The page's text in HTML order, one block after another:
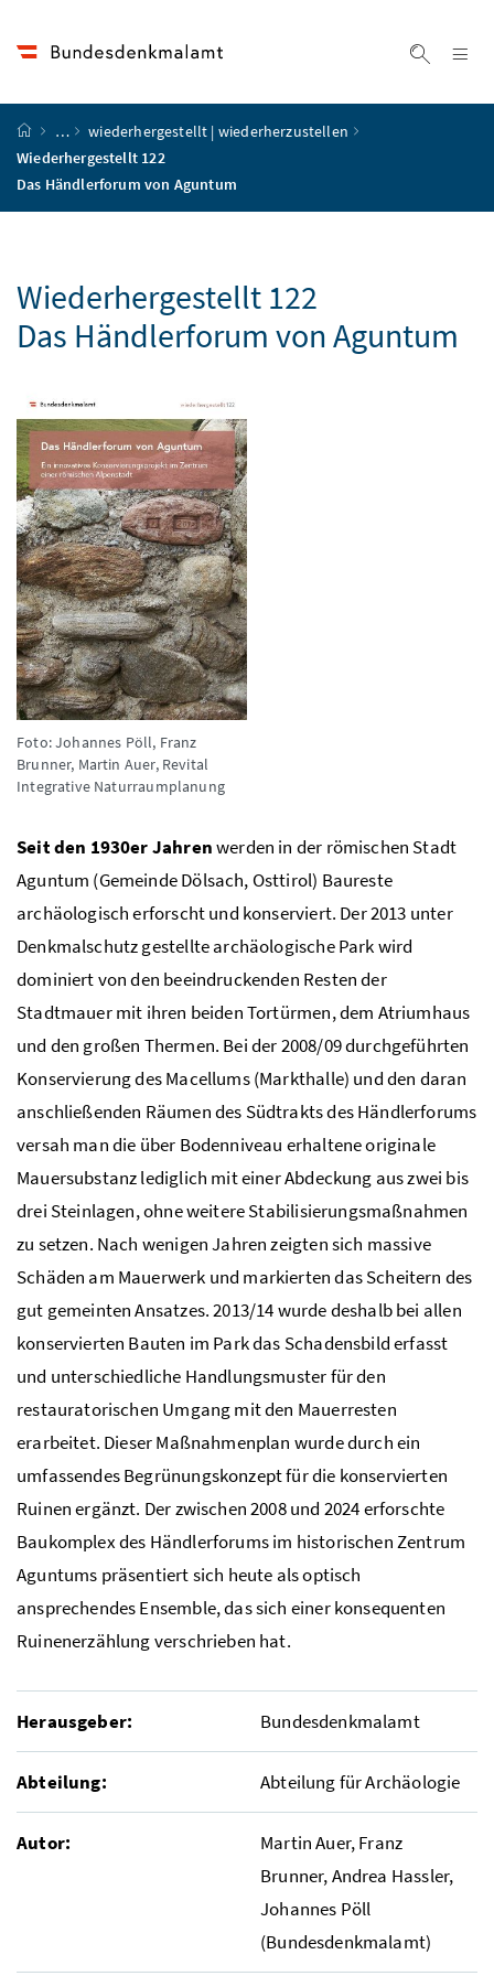
Startseite
…
wiederhergestellt | wiederherzustellen
Wiederhergestellt 122
Das Händlerforum von Aguntum
Wiederhergestellt 122
Das Händlerforum von Aguntum
Foto: Johannes Pöll, Franz
Brunner, Martin Auer, Revital
Integrative Naturraumplanung
Seit den 1930er Jahrenwerden in der römischen Stadt
Aguntum (Gemeinde Dölsach, Osttirol) Baureste
archäologisch erforscht und konserviert. Der 2013 unter
Denkmalschutz gestellte archäologische Park wird
dominiert von den beeindruckenden Resten der
Stadtmauer mit ihren beiden Tortürmen, dem Atriumhaus
und den großen Thermen. Bei der 2008/09 durchgeführten
Konservierung des Macellums (Markthalle) und den daran
anschließenden Räumen des Südtrakts des Händlerforums
versah man die über Bodenniveau erhaltene originale
Mauersubstanz lediglich mit einer Abdeckung aus zwei bis
drei Steinlagen, ohne weitere Stabilisierungsmaßnahmen
zu setzen. Nach wenigen Jahren zeigten sich massive
Schäden am Mauerwerk und markierten das Scheitern des
gut gemeinten Ansatzes. 2013/14 wurde deshalb bei allen
konservierten Bauten im Park das Schadensbild erfasst
und unterschiedliche Handlungsmuster für den
restauratorischen Umgang mit den Mauerresten
erarbeitet. Dieser Maßnahmenplan wurde durch ein
umfassendes Begrünungskonzept für die konservierten
Ruinen ergänzt. Der zwischen 2008 und 2024 erforschte
Baukomplex des Händlerforums im historischen Zentrum
Aguntums präsentiert sich heute als optisch
ansprechendes Ensemble, das sich einer konsequenten
Ruinenerzählung verschrieben hat.
Herausgeber: Bundesdenkmalamt
Abteilung: Abteilung für Archäologie
Autor:
Martin Auer, Franz
Brunner, Andrea Hassler,
Johannes Pöll
(Bundesdenkmalamt)